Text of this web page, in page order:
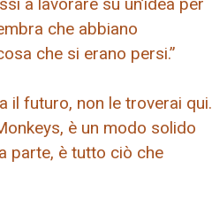
che abbiano
che si erano persi.”
il futuro, non le troverai qui.
è un modo solido
parte, è tutto ciò che